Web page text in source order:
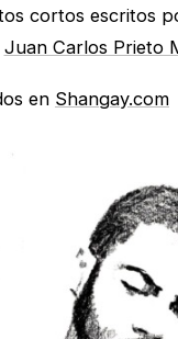
cortos escritos
Juan Carlos Prieto
en Shangay.com